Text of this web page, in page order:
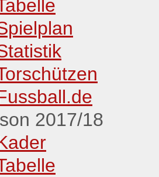
2017/18